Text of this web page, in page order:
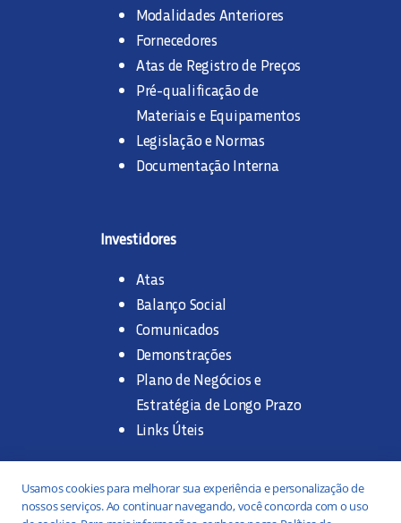
Modalidades Anteriores
Fornecedores
Atas de Registro de Preços
Pré-qualificação de
Materiais e Equipamentos
Legislação e Normas
Documentação Interna
Investidores
Atas
Balanço Social
Comunicados
Demonstrações
Plano de Negócios e
Estratégia de Longo Prazo
Links Úteis
Trabalhe na SANASA
Usamos cookies para melhorar sua experiência e personalização de
nossos serviços. Ao continuar navegando, você concorda com o uso